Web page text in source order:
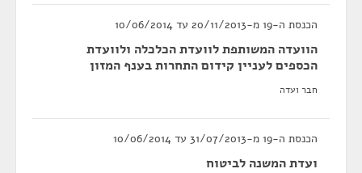
הכנסת ה-19 מ-20/11/2013 עד 10/06/2014
הוועדה המשותפת לוועדת הכלכלה ולוועדת
הכספים לעניין קידום התחרות בענף המזון
חבר ועדה
הכנסת ה-19 מ-31/07/2013 עד 10/06/2014
ועדת המשנה לביטוח